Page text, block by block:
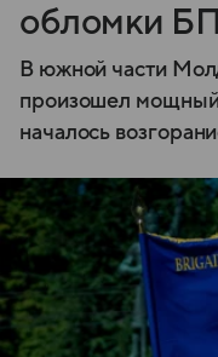
обломки
В южной части
произошел мощный
началось